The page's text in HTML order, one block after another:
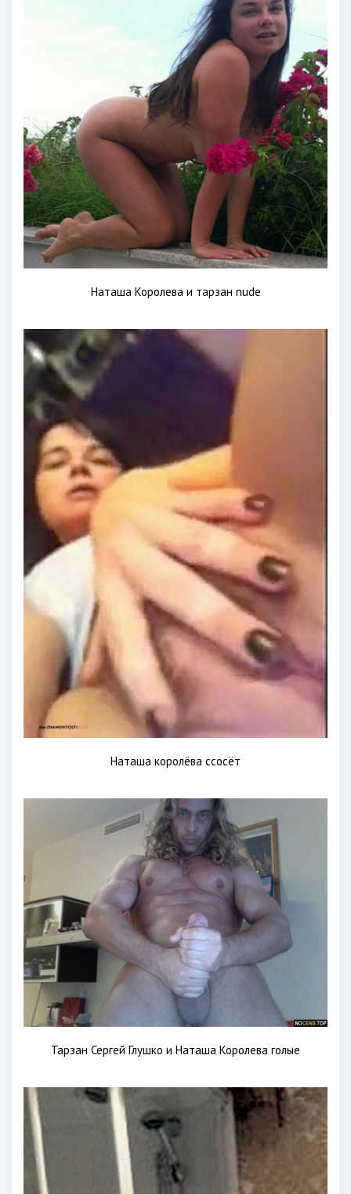
Наташа Королева и тарзан nude
Наташа королёва ссосёт
Тарзан Сергей Глушко и Наташа Королева голые